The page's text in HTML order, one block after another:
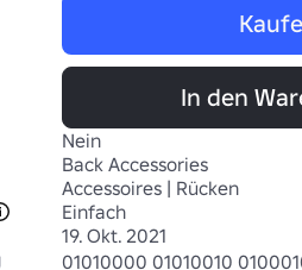
In den
Nein
Back Accessories
Accessoires | Rücken
Einfach
19. Okt. 2021
01010000 01010010